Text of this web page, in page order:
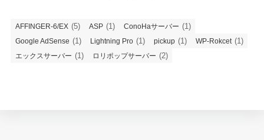
AFFINGER-6/EX (5) ASP (1) ConoHaサーバー (1)
Google AdSense (1) Lightning Pro (1) pickup (1) WP-Rokcet (1)
エックスサーバー (1) ロリポップサーバー (2)